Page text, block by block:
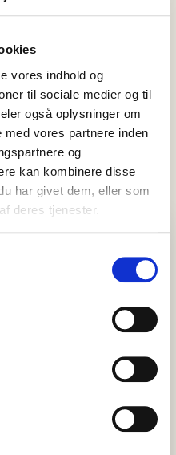
vores indhold og
til sociale medier og til
også oplysninger om
vores partnere inden
og
kan kombinere disse
har givet dem, eller som
deres tjenester.
år – og Stina
vejen
en del af butikslivet i
sit 25-års jubilæum…